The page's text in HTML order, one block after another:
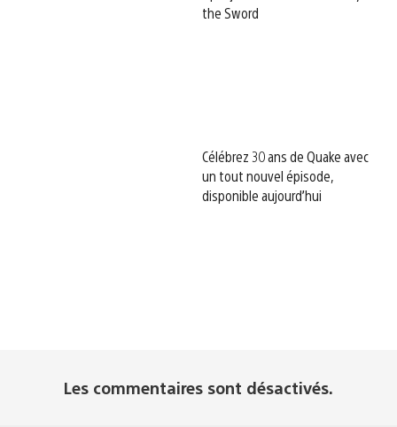
the Sword
Célébrez 30 ans de Quake avec
un tout nouvel épisode,
disponible aujourd’hui
Les commentaires sont désactivés.